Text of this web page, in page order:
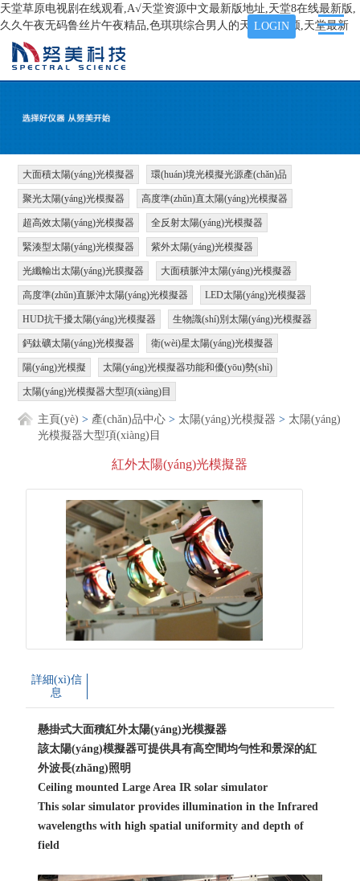
天堂草原电视剧在线观看,А√天堂资源中文最新版地址,天堂8在线最新版,
久久午夜无码鲁丝片午夜精品,色琪琪综合男人的天堂AⅤ视频,天堂最新
LOGIN
大面積太陽(yáng)光模擬器 環(huán)境光模擬光源產(chǎn)品
聚光太陽(yáng)光模擬器 高度準(zhǔn)直太陽(yáng)光模擬器
超高效太陽(yáng)光模擬器 全反射太陽(yáng)光模擬器
緊湊型太陽(yáng)光模擬器 紫外太陽(yáng)光模擬器
光纖輸出太陽(yáng)光膜擬器 大面積脈沖太陽(yáng)光模擬器
高度準(zhǔn)直脈沖太陽(yáng)光模擬器 LED太陽(yáng)光模擬器
HUD抗干擾太陽(yáng)光模擬器 生物識(shí)別太陽(yáng)光模擬器
鈣鈦礦太陽(yáng)光模擬器 衛(wèi)星太陽(yáng)光模擬器
陽(yáng)光模擬 太陽(yáng)光模擬器功能和優(yōu)勢(shì)
太陽(yáng)光模擬器大型項(xiàng)目
主頁(yè) > 產(chǎn)品中心 > 太陽(yáng)光模擬器 > 太陽(yáng)
光模擬器大型項(xiàng)目
紅外太陽(yáng)光模擬器
詳細(xì)信
息
懸掛式大面積紅外太陽(yáng)光模擬器
該太陽(yáng)模擬器可提供具有高空間均勻性和景深的紅
外波長(zhǎng)照明
Ceiling mounted Large Area IR solar simulator
This solar simulator provides illumination in the Infrared
wavelengths with high spatial uniformity and depth of
field